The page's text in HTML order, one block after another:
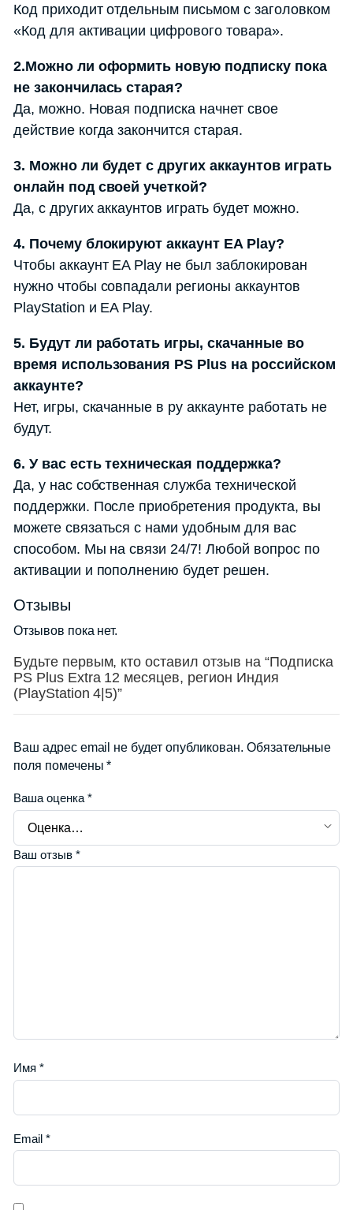
Код приходит отдельным письмом с заголовком
«Код для активации цифрового товара».
2.Можно ли оформить новую подписку пока
не закончилась старая?
Да, можно. Новая подписка начнет свое
действие когда закончится старая.
3. Можно ли будет с других аккаунтов играть
онлайн под своей учеткой?
Да, с других аккаунтов играть будет можно.
4. Почему блокируют аккаунт EA Play?
Чтобы аккаунт EA Play не был заблокирован
нужно чтобы совпадали регионы аккаунтов
PlayStation и EA Play.
5. Будут ли работать игры, скачанные во
время использования PS Plus на российском
аккаунте?
Нет, игры, скачанные в ру аккаунте работать не
будут.
6. У вас есть техническая поддержка?
Да, у нас собственная служба технической
поддержки. После приобретения продукта, вы
можете связаться с нами удобным для вас
способом. Мы на связи 24/7! Любой вопрос по
активации и пополнению будет решен.
Отзывы
Отзывов пока нет.
Будьте первым, кто оставил отзыв на “Подписка
PS Plus Extra 12 месяцев, регион Индия
(PlayStation 4|5)”
Ваш адрес email не будет опубликован. Обязательные
поля помечены*
Ваша оценка *
Ваш отзыв *
Имя *
Email *